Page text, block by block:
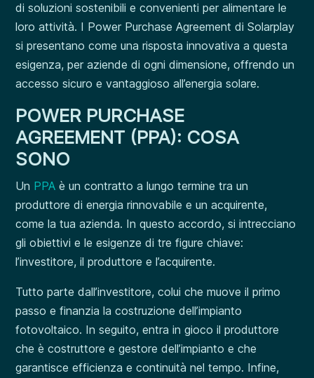
di soluzioni sostenibili e convenienti per alimentare le
loro attività. I Power Purchase Agreement di Solarplay
si presentano come una risposta innovativa a questa
esigenza, per aziende di ogni dimensione, offrendo un
accesso sicuro e vantaggioso all’energia solare.
POWER PURCHASE
AGREEMENT (PPA): COSA
SONO
Un PPA è un contratto a lungo termine tra un
produttore di energia rinnovabile e un acquirente,
come la tua azienda. In questo accordo, si intrecciano
gli obiettivi e le esigenze di tre figure chiave:
l’investitore, il produttore e l’acquirente.
Tutto parte dall’investitore, colui che muove il primo
passo e finanzia la costruzione dell’impianto
fotovoltaico. In seguito, entra in gioco il produttore
che è costruttore e gestore dell’impianto e che
garantisce efficienza e continuità nel tempo. Infine,